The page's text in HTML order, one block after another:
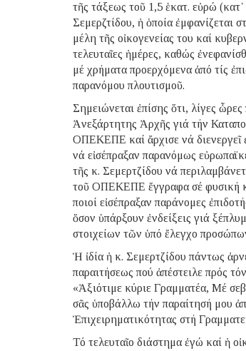
τῆς τάξεως τοῦ 1,5 ἑκατ. εὐρώ
Σεμερζτίδου, ἡ ὁποία
μέλη τῆς οἰκογενείας του καί
τελευταῖες ἡμέρες, καθώς
μέ χρήματα προερχόμενα ἀπό τίς
παρανόμου πλουτισμοῦ.
Σημειώνεται ἐπίσης ὅτι, λίγες
Ἀνεξάρτητης Ἀρχῆς γιά τήν
ΟΠΕΚΕΠΕ καί ἄρχισε νά διενεργεῖ
νά εἰσέπραξαν παρανόμως
τῆς κ. Σεμερτζίδου νά
τοῦ ΟΠΕΚΕΠΕ ἔγγραφα σέ φυσική
ποιοί εἰσέπραξαν παράνομες
ὅσον ὑπάρξουν ἐνδείξεις γιά
στοιχείων τῶν ὑπό ἔλεγχο
Ἡ ἰδία ἡ κ. Σεμερτζίδου πάντως
παραιτήσεως πού ἀπέστειλε πρός
«Ἀξιότιμε κύριε Γραμματέα, Μέ
σᾶς ὑποβάλλω τήν παραίτησή μου
Ἐπιχειρηματικότητας στή
Τό τελευταῖο διάστημα ἐγώ καί ἡ